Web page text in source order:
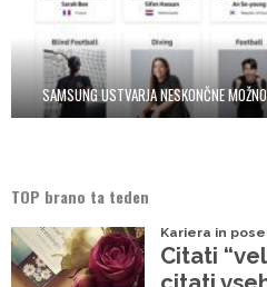
SAMSUNG USTVARJA NESKONČNE
TOP brano ta teden